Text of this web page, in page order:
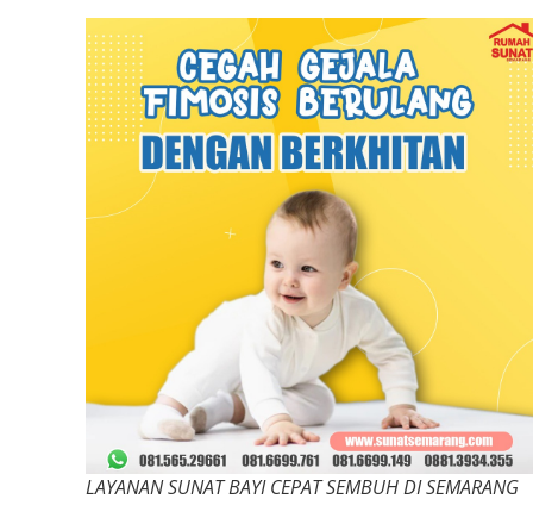
LAYANAN SUNAT BAYI CEPAT SEMBUH DI SEMARANG